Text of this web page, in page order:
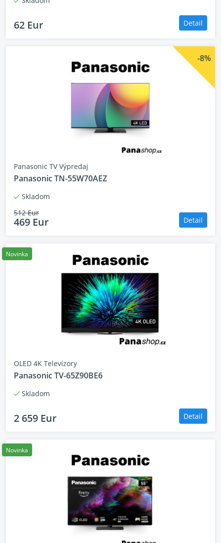
62 Eur Detail
-8%
Panasonic TV Výpredaj
Panasonic TN-55W70AEZ
Skladom
512 Eur
469 Eur Detail
Novinka
OLED 4K Televízory
Panasonic TV-65Z90BE6
Skladom
2 659 Eur Detail
Novinka